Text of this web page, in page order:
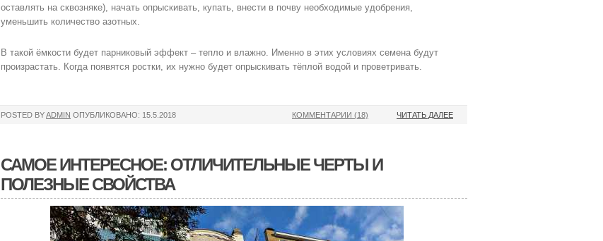
оставлять на сквозняке), начать опрыскивать, купать, внести в почву необходимые удобрения,
уменьшить количество азотных.
В такой ёмкости будет парниковый эффект – тепло и влажно. Именно в этих условиях семена будут
произрастать. Когда появятся ростки, их нужно будет опрыскивать тёплой водой и проветривать.
POSTED BYADMIN ОПУБЛИКОВАНО: 15.5.2018 ЧИТАТЬ ДАЛЕЕ
КОММЕНТАРИИ (18)
САМОЕ ИНТЕРЕСНОЕ: ОТЛИЧИТЕЛЬНЫЕ ЧЕРТЫ И
ПОЛЕЗНЫЕ СВОЙСТВА